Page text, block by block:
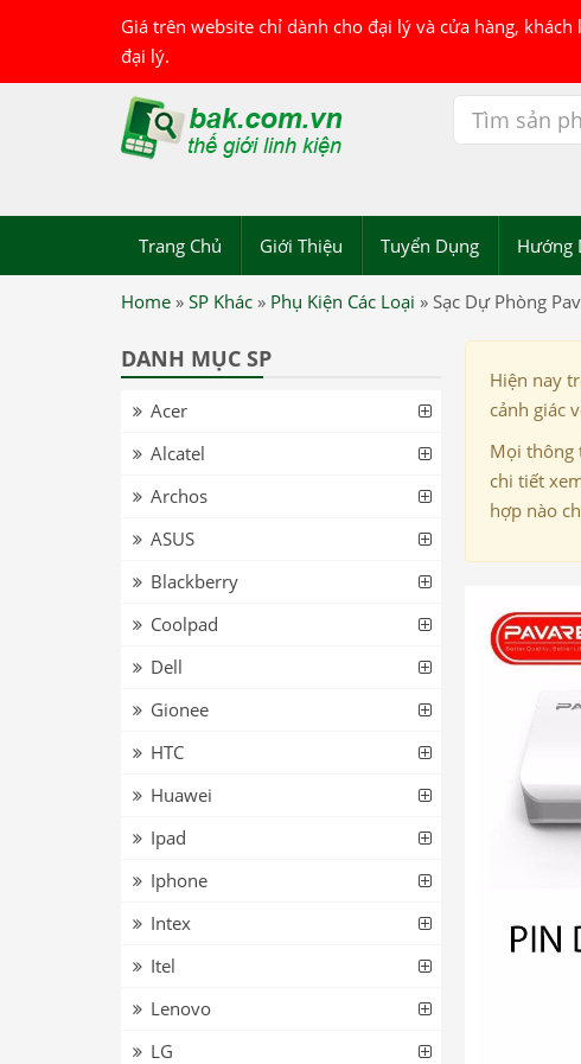
Giá trên website chỉ dành cho đại lý và cửa hàng,
đại lý.
Trang Chủ Giới Thiệu Tuyển Dụng Hướng
Home » SP Khác » Phụ Kiện Các Loại » Sạc Dự Phòng
Hiện nay
cảnh giác
Mọi thông
chi tiết
hợp nào
DANH MỤC SP
Acer
Alcatel
Archos
ASUS
Blackberry
Coolpad
Dell
Gionee
HTC
Huawei
Ipad
Iphone
Intex
Itel
Lenovo
LG